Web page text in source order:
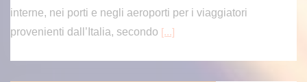
interne, nei porti e negli aeroporti per i viaggiatori
provenienti dall’Italia, secondo [...]